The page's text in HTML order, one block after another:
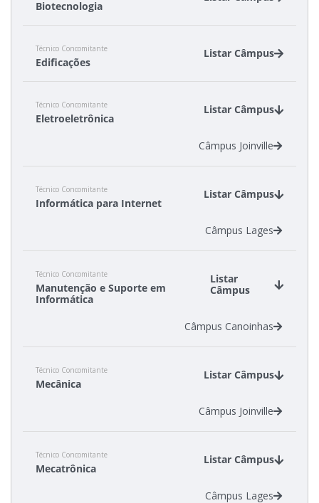
Biotecnologia
Câmpus Lages
Técnico Concomitante
Edificações
Listar Câmpus
Câmpus São Carlos
Técnico Concomitante
Eletroeletrônica
Listar Câmpus
Câmpus Joinville
Técnico Concomitante
Informática para Internet
Listar Câmpus
Câmpus Lages
Técnico Concomitante
Manutenção e Suporte em
Informática
Listar
Câmpus
Câmpus Canoinhas
Técnico Concomitante
Mecânica
Listar Câmpus
Câmpus Joinville
Técnico Concomitante
Mecatrônica
Listar Câmpus
Câmpus Lages